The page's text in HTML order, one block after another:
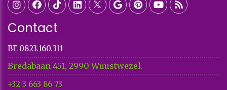
Contact
BE 0823.160.311
Bredabaan 451, 2990 Wuustwezel.
+32 3 663 86 73​​​​​​​